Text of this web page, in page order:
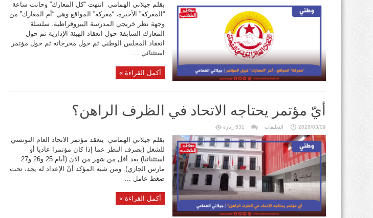
آخر
“المعارك”
قبيل
المؤتمر
مغلقة
بقلم جيلاني الهمامي انتهت “كل المعارك” وحانت ساعة
“المعركة” الأخيرة، “معركة” المواقع وهي “أم المعارك” من
وجهة نظر خريجي المدرسة البيروقراطية. سلسلة
المعارك السابقة حول انعقاد الهيئة الإدارية ثم حول
انعقاد المجلس الوطني ثم حول مخرجاته ثم حول مؤتمر
استثنائي ...
أكمل القراءة »
أيّ مؤتمر يحتاجه الاتحاد في الظرف الراهن؟
2026/03/09 التعليقات على
مؤتمر
يحتاجه
الاتحاد
في
الظرف
الراهن؟
مغلقة
531 زيارة
بقلم جيلاني الهمامي ينعقد مؤتمر الاتحاد العام التونسي
للشغل (بصرف النظر عما إذا كان مؤتمرا عاديا أو
استثنائيا) بعد أقل من شهر من الآن (أيام 25 و26 و27
مارس الجاري). ومن شبه المؤكد أنّ الإعداد له يجد، تحت
ضغط عامل ...
أكمل القراءة »